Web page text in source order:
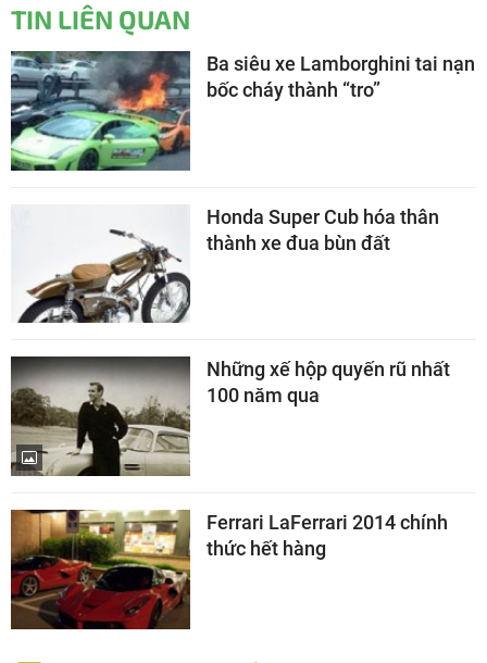
TIN LIÊN QUAN
Ba siêu xe Lamborghini tai nạn
bốc cháy thành “tro”
Honda Super Cub hóa thân
thành xe đua bùn đất
Những xế hộp quyến rũ nhất
100 năm qua
Ferrari LaFerrari 2014 chính
thức hết hàng